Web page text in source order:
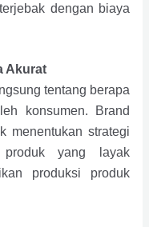
dengan biaya
Akurat
tentang berapa
konsumen. Brand
menentukan strategi
produk yang layak
produksi produk